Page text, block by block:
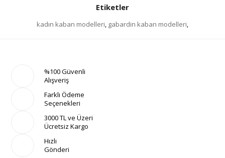
Etiketler
kadın kaban modelleri, gabardin kaban modelleri,
%100 Güvenli
Alışveriş
Farklı Ödeme
Seçenekleri
3000 TL ve Üzeri
Ücretsiz Kargo
Hızlı
Gönderi